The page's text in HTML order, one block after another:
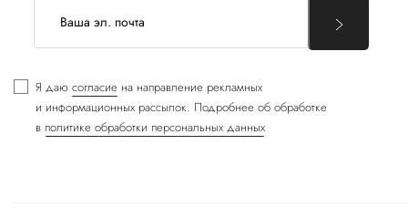
Я даю согласие на направление рекламных
и информационных рассылок. Подробнее об обработке
в политике обработки персональных данных